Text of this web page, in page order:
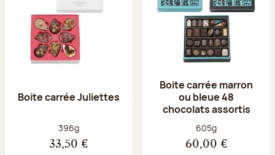
Boite carrée Juliettes
Poids net :
396g
33,50 €
Boite carrée marron
ou bleue 48
chocolats assortis
Poids net :
605g
60,00 €